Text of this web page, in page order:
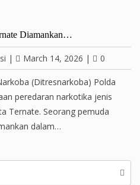
Diamankan…
| March 14, 2026 | 0
(Ditresnarkoba) Polda
peredaran narkotika jenis
Ternate. Seorang pemuda
dalam…